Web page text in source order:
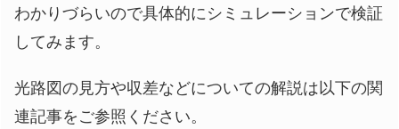
わかりづらいので具体的にシミュレーションで検証
してみます。
光路図の見方や収差などについての解説は以下の関
連記事をご参照ください。